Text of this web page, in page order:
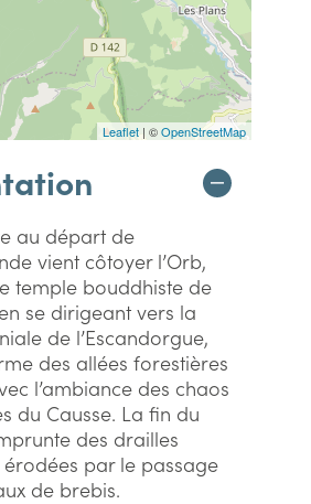
Leaflet | ©OpenStreetMap
au départ de
vient côtoyer l’Orb,
temple bouddhiste de
se dirigeant vers la
de l’Escandorgue,
des allées forestières
l’ambiance des chaos
du Causse. La fin du
des drailles
par le passage
de brebis.